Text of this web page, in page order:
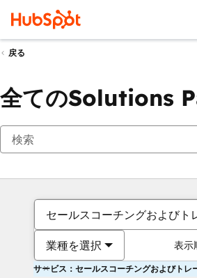
戻る
全てのSolutions
セールスコーチングおよびト
業種を選択 表示
サービス：セールスコーチングおよびトレ